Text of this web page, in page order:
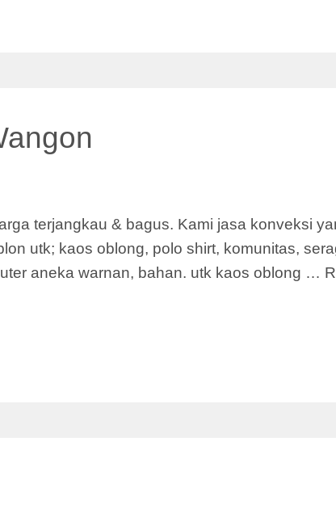
terjangkau & bagus. Kami jasa konveksi
utk; kaos oblong, polo shirt, komunitas,
aneka warnan, bahan. utk kaos oblong …